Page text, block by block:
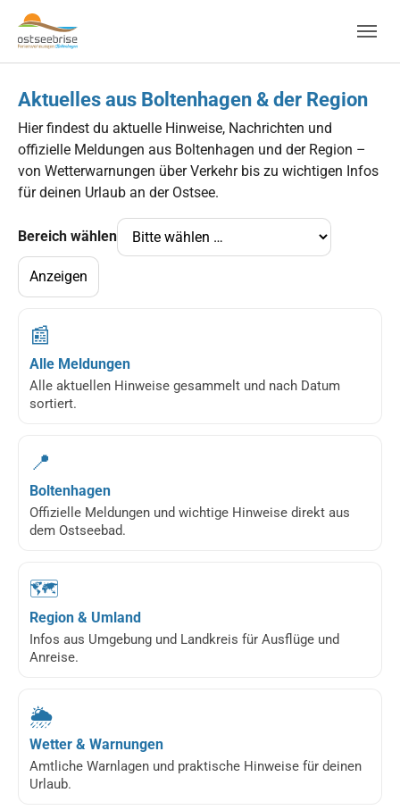
Skip to main navigation
Zum Hauptinhalt springen
Skip to page footer
Aktuelles aus Boltenhagen & der Region
Hier findest du aktuelle Hinweise, Nachrichten und
offizielle Meldungen aus Boltenhagen und der Region –
von Wetterwarnungen über Verkehr bis zu wichtigen Infos
für deinen Urlaub an der Ostsee.
Bereich wählen
Anzeigen
📰
Alle Meldungen
Alle aktuellen Hinweise gesammelt und nach Datum
sortiert.
📍
Boltenhagen
Offizielle Meldungen und wichtige Hinweise direkt aus
dem Ostseebad.
🗺️
Region & Umland
Infos aus Umgebung und Landkreis für Ausflüge und
Anreise.
🌦️
Wetter & Warnungen
Amtliche Warnlagen und praktische Hinweise für deinen
Urlaub.